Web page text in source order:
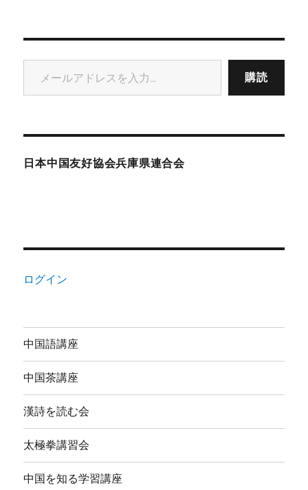
メールアドレスを入力...
購読
日本中国友好協会兵庫県連合会
ログイン
中国語講座
中国茶講座
漢詩を読む会
太極拳講習会
中国を知る学習講座